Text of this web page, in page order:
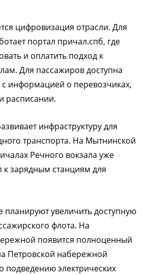
цифровизация отрасли. Для
портал причал.спб, где
и оплатить подход к
Для пассажиров доступна
информацией о перевозчиках,
расписании.
инфраструктуру для
транспорта. На Мытнинской
Речного вокзала уже
к зарядным станциям для
увеличить доступную
флота. На
появится полноценный
Петровской набережной
подведению электрических